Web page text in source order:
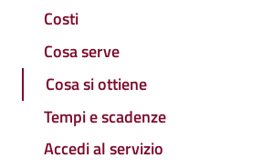
Costi
Cosa serve
Cosa si ottiene
Tempi e scadenze
Accedi al servizio